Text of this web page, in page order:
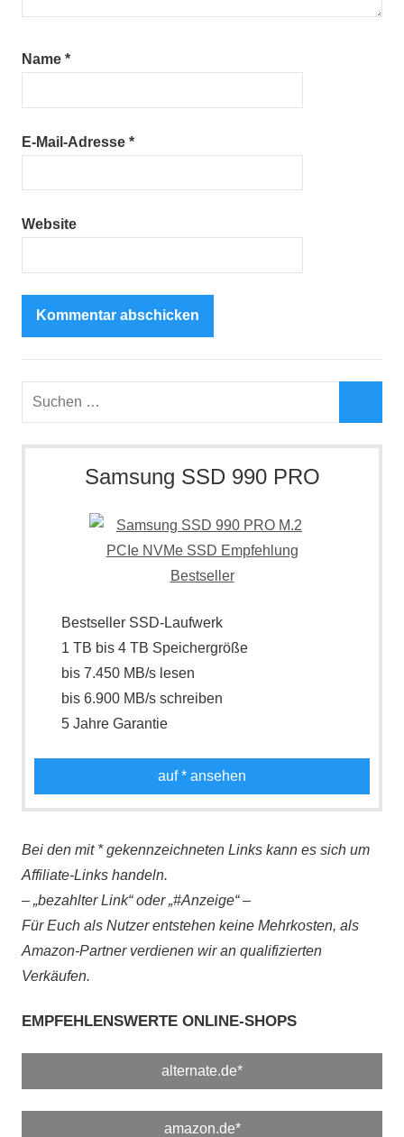
Name *
E-Mail-Adresse *
Website
Suchen
Samsung SSD 990 PRO
Bestseller SSD-Laufwerk
1 TB bis 4 TB Speichergröße
bis 7.450 MB/s lesen
bis 6.900 MB/s schreiben
5 Jahre Garantie
auf* ansehen
Bei den mit * gekennzeichneten Links kann es sich um
Affiliate-Links handeln.
– „bezahlter Link“ oder „#Anzeige“ –
Für Euch als Nutzer entstehen keine Mehrkosten, als
Amazon-Partner verdienen wir an qualifizierten
Verkäufen.
EMPFEHLENSWERTE ONLINE-SHOPS
alternate.de*
amazon.de*